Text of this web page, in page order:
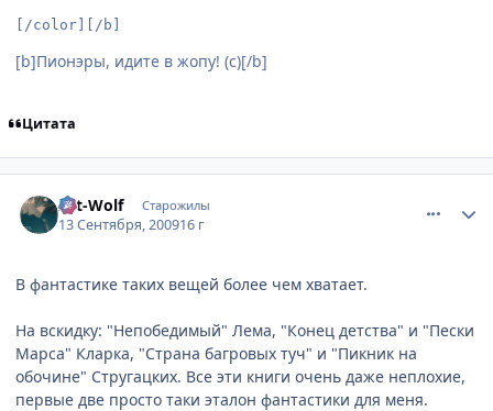
[/color][/b]
[b]Пионэры, идите в жопу! (с)[/b]
Цитата
Art-Wolf Старожилы
13 Сентября, 200916 г
В фантастике таких вещей более чем хватает.
На вскидку: "Непобедимый" Лема, "Конец детства" и "Пески
Марса" Кларка, "Страна багровых туч" и "Пикник на
обочине" Стругацких. Все эти книги очень даже неплохие,
первые две просто таки эталон фантастики для меня.